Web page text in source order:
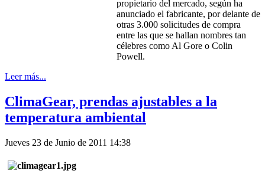
propietario del mercado, según ha
anunciado el fabricante, por delante de
otras 3.000 solicitudes de compra
entre las que se hallan nombres tan
célebres como Al Gore o Colin
Powell.
Leer más...
ClimaGear, prendas ajustables a la
temperatura ambiental
Jueves 23 de Junio de 2011 14:38